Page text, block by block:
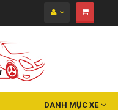
DANH MỤC XE